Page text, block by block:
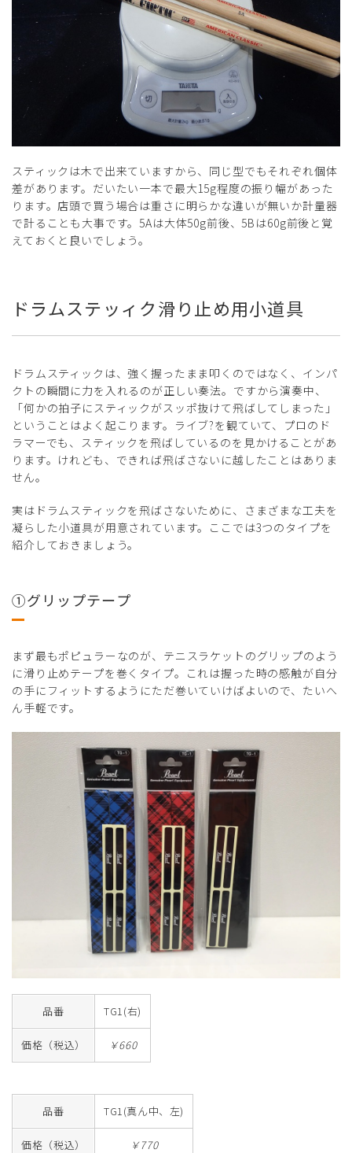
スティックは木で出来ていますから、同じ型でもそれぞれ個体
差があります。だいたい一本で最大15g程度の振り幅があった
ります。店頭で買う場合は重さに明らかな違いが無いか計量器
で計ることも大事です。5Aは大体50g前後、5Bは60g前後と覚
えておくと良いでしょう。
ドラムステッィク滑り止め用小道具
ドラムスティックは、強く握ったまま叩くのではなく、インパ
クトの瞬間に力を入れるのが正しい奏法。ですから演奏中、
「何かの拍子にスティックがスッポ抜けて飛ばしてしまった」
ということはよく起こります。ライブ?を観ていて、プロのド
ラマーでも、スティックを飛ばしているのを見かけることがあ
ります。けれども、できれば飛ばさないに越したことはありま
せん。
実はドラムスティックを飛ばさないために、さまざまな工夫を
凝らした小道具が用意されています。ここでは3つのタイプを
紹介しておきましょう。
①グリップテープ
まず最もポピュラーなのが、テニスラケットのグリップのよう
に滑り止めテープを巻くタイプ。これは握った時の感触が自分
の手にフィットするようにただ巻いていけばよいので、たいへ
ん手軽です。
品番 TG1(右)
価格（税込） ￥660
品番 TG1(真ん中、左)
価格（税込） ￥770